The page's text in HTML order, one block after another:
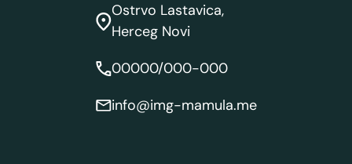
Ostrvo Lastavica,
Herceg Novi
00000/000-000
info@img-mamula.me